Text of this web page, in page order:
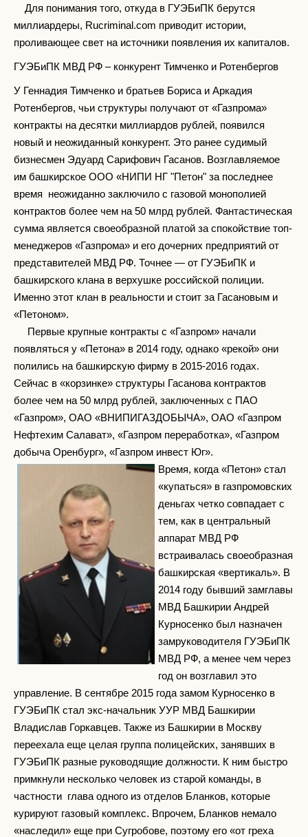
Для понимания того, откуда в ГУЭБиПК берутся
миллиардеры, Rucriminal.com приводит истории,
проливающее свет на источники появления их капиталов.
ГУЭБиПК МВД РФ – конкурент Тимченко и Ротенбергов
У Геннадия Тимченко и братьев Бориса и Аркадия
Ротенбергов, чьи структуры получают от «Газпрома»
контракты на десятки миллиардов рублей, появился
новый и неожиданный конкурент. Это ранее судимый
бизнесмен Эдуард Сарифович Гасанов. Возглавляемое
им башкирское ООО «НИПИ НГ "Петон" за последнее
время неожиданно заключило с газовой монополией
контрактов более чем на 50 млрд рублей. Фантастическая
сумма является своеобразной платой за спокойствие топ-
менеджеров «Газпрома» и его дочерних предприятий от
представителей МВД РФ. Точнее — от ГУЭБиПК и
башкирского клана в верхушке российской полиции.
Именно этот клан в реальности и стоит за Гасановым и
«Петоном».
Первые крупные контракты с «Газпром» начали
появляться у «Петона» в 2014 году, однако «рекой» они
полились на башкирскую фирму в 2015-2016 годах.
Сейчас в «корзинке» структуры Гасанова контрактов
более чем на 50 млрд рублей, заключенных с ПАО
«Газпром», ОАО «ВНИПИГАЗДОБЫЧА», ОАО «Газпром
Нефтехим Салават», «Газпром переработка», «Газпром
добыча Оренбург», «Газпром инвест Юг».
Время, когда «Петон» стал
«купаться» в газпромовских
деньгах четко совпадает с
тем, как в центральный
аппарат МВД РФ
встраивалась своеобразная
башкирская «вертикаль». В
2014 году бывший замглавы
МВД Башкирии Андрей
Курносенко был назначен
замруководителя ГУЭБиПК
МВД РФ, а менее чем через
год он возглавил это
управление. В сентябре 2015 года замом Курносенко в
ГУЭБиПК стал экс-начальник УУР МВД Башкирии
Владислав Горкавцев. Также из Башкирии в Москву
переехала еще целая группа полицейских, занявших в
ГУЭБиПК разные руководящие должности. К ним быстро
примкнули несколько человек из старой команды, в
частности глава одного из отделов Бланков, которые
курируют газовый комплекс. Впрочем, Бланков немало
«наследил» еще при Сугробове, поэтому его «от греха